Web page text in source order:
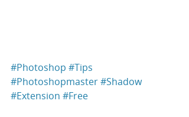
#Photoshop #Tips
#Photoshopmaster#Shadow
#Extension #Free